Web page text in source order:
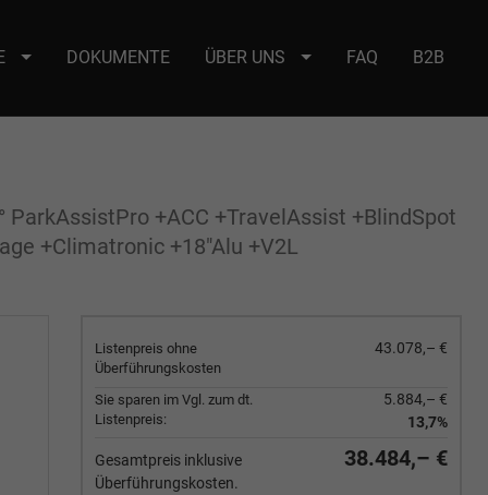
DOKUMENTE ÜBER UNS FAQ B2B
ParkAssistPro +ACC +TravelAssist +BlindSpot
+Climatronic +18"Alu +V2L
Listenpreis ohne
Überführungskosten
43.078,– €
Sie sparen im Vgl. zum dt.
Listenpreis:
5.884,– €
13,7%
Gesamtpreis inklusive
Überführungskosten.
38.484,– €